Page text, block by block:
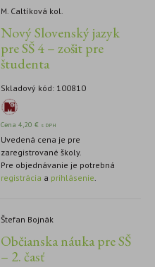
M. Caltíková kol.
Nový Slovenský jazyk
pre SŠ 4 – zošit pre
študenta
Skladový kód: 100810
Cena4,20€ s DPH
Uvedená cena je pre
zaregistrované školy.
Pre objednávanie je potrebná
registrácia a prihlásenie
Štefan Bojnák
Občianska náuka pre SŠ
– 2. časť